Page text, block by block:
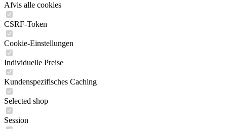
Afvis alle cookies
CSRF-Token
Cookie-Einstellungen
Individuelle Preise
Kundenspezifisches Caching
Selected shop
Session